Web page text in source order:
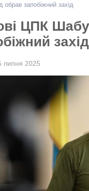
запобіжний захід
ЦПК
захід
липня 2025